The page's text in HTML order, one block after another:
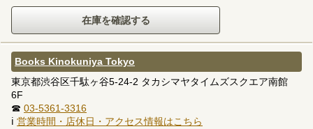
Books Kinokuniya Tokyo
東京都渋谷区千駄ヶ谷5-24-2 タカシマヤタイムズスクエア南館
6F
☎ 03-5361-3316
ℹ 営業時間・店休日・アクセス情報はこちら